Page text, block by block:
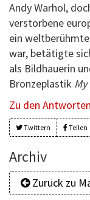
Andy Warhol,
verstorbene
ein
war, betätigte
als Bildhauerin
Bronzeplastik
Zu den Antworten
Twittern Teilen
Archiv
Zurück zu